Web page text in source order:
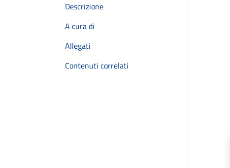
Descrizione
A cura di
Allegati
Contenuti correlati